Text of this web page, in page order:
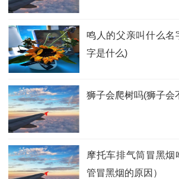
鸣人的父亲叫什么名
字是什么)
狮子会爬树吗(狮子会
摩托车排气筒冒黑
管冒黑烟的原因）